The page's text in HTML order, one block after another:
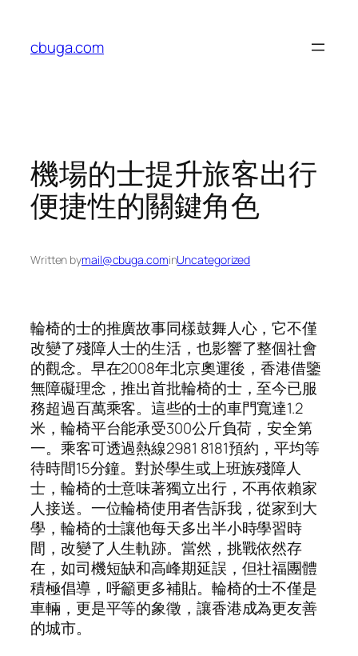
content
cbuga.com
機場的士提升旅客出行
便捷性的關鍵角色
Written bymail@cbuga.cominUncategorized
輪椅的士的推廣故事同樣鼓舞人心，它不僅
改變了殘障人士的生活，也影響了整個社會
的觀念。早在2008年北京奧運後，香港借鑒
無障礙理念，推出首批輪椅的士，至今已服
務超過百萬乘客。這些的士的車門寬達1.2
米，輪椅平台能承受300公斤負荷，安全第
一。乘客可透過熱線2981 8181預約，平均等
待時間15分鐘。對於學生或上班族殘障人
士，輪椅的士意味著獨立出行，不再依賴家
人接送。一位輪椅使用者告訴我，從家到大
學，輪椅的士讓他每天多出半小時學習時
間，改變了人生軌跡。當然，挑戰依然存
在，如司機短缺和高峰期延誤，但社福團體
積極倡導，呼籲更多補貼。輪椅的士不僅是
車輛，更是平等的象徵，讓香港成為更友善
的城市。